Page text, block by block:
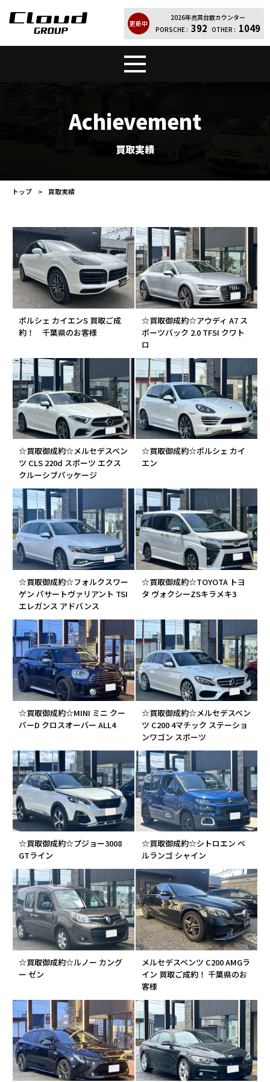
更新中
2026年売買台数カウンター
PORSCHE : 392 OTHER : 1049
お問い合わせ 個人情報保護方針
Achievement
買取実績
トップ 買取実績
ポルシェ カイエンS 買取ご成
約！ 千葉県のお客様
☆買取御成約☆アウディ A7 ス
ポーツバック 2.0 TFSI クワト
ロ
☆買取御成約☆メルセデスベン
ツ CLS 220d スポーツ エクス
クルーシブパッケージ
☆買取御成約☆ポルシェ カイ
エン
☆買取御成約☆フォルクスワー
ゲン パサートヴァリアント TSI
エレガンス アドバンス
☆買取御成約☆TOYOTA トヨ
タ ヴォクシーZSキラメキ3
☆買取御成約☆MINI ミニ クー
パーD クロスオーバー ALL4
☆買取御成約☆メルセデスベン
ツ C200 4マチック ステーショ
ンワゴン スポーツ
☆買取御成約☆プジョー3008
GTライン
☆買取御成約☆シトロエン ベ
ルランゴ シャイン
☆買取御成約☆ルノー カング
ー ゼン
メルセデスベンツ C200 AMGラ
イン 買取ご成約！ 千葉県のお
客様